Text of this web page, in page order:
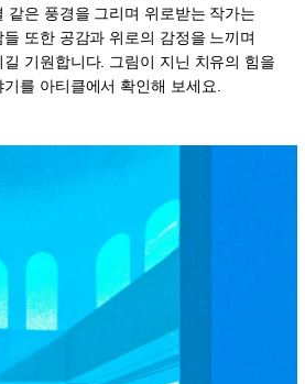
같은 풍경을 그리며 위로받는 작가는
또한 공감과 위로의 감정을 느끼며
기원합니다. 그림이 지닌 치유의 힘을
를 아티클에서 확인해 보세요.